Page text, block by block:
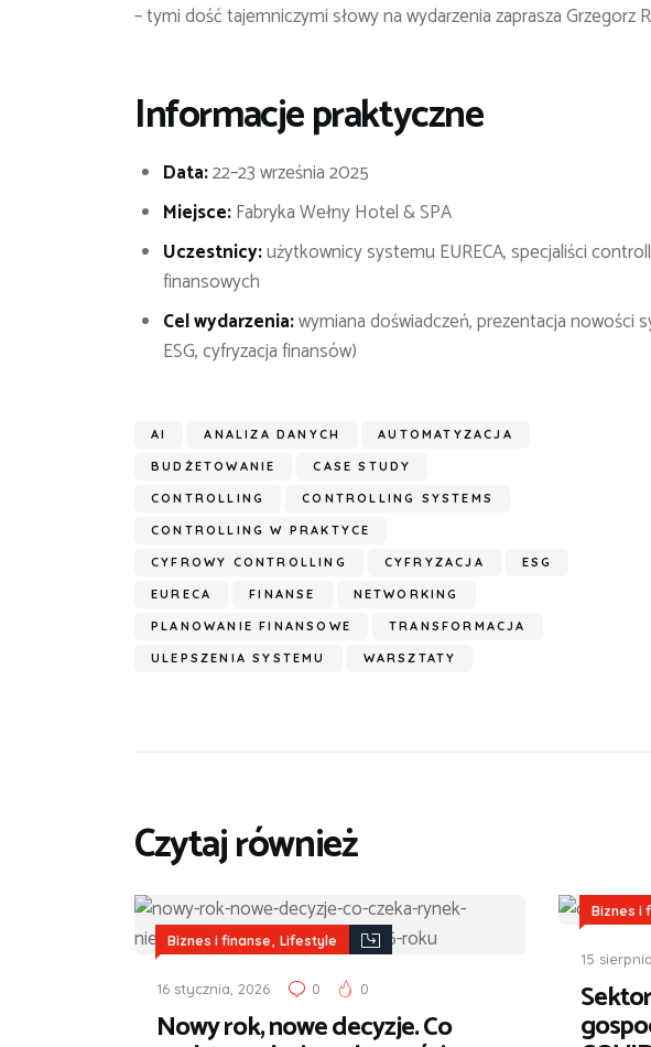
– tymi dość tajemniczymi słowy na wydarzenia zaprasza Grzegorz
Informacje praktyczne
Data:22–23 września 2025
Miejsce:Fabryka Wełny Hotel & SPA
Uczestnicy:użytkownicy systemu EURECA, specjaliści
finansowych
Cel wydarzenia:wymiana doświadczeń, prezentacja nowości
ESG, cyfryzacja finansów)
AI ANALIZA DANYCH AUTOMATYZACJA
BUDŻETOWANIE CASE STUDY
CONTROLLING CONTROLLING SYSTEMS
CONTROLLING W PRAKTYCE
CYFROWY CONTROLLING CYFRYZACJA ESG
EURECA FINANSE NETWORKING
PLANOWANIE FINANSOWE TRANSFORMACJA
ULEPSZENIA SYSTEMU WARSZTATY
Czytaj również
Biznes i finanse Lifestyle
16 stycznia, 2026 0 0
Nowy rok, nowe decyzje. Co
Biznes i
15